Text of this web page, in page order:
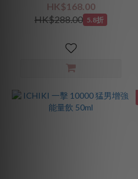
HK$168.00
HK$288.00 5.8折